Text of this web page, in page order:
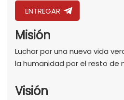
ENTREGAR
Misión
Luchar por una nueva vida
la humanidad por el resto de
Visión